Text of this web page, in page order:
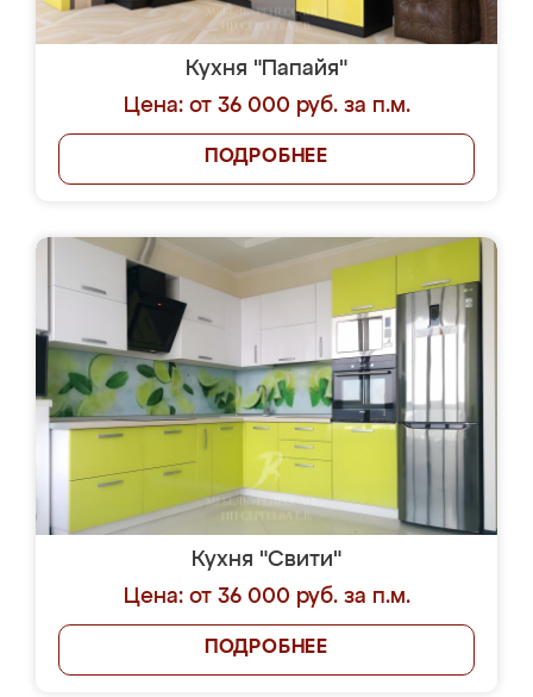
Кухня "Папайя"
Цена: от 36 000 руб. за п.м.
ПОДРОБНЕЕ
Кухня "Свити"
Цена: от 36 000 руб. за п.м.
ПОДРОБНЕЕ